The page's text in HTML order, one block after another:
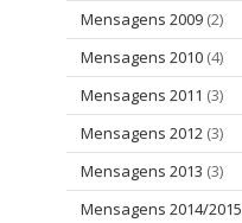
Mensagens 2009 (2)
Mensagens 2010 (4)
Mensagens 2011 (3)
Mensagens 2012 (3)
Mensagens 2013 (3)
Mensagens 2014/2015